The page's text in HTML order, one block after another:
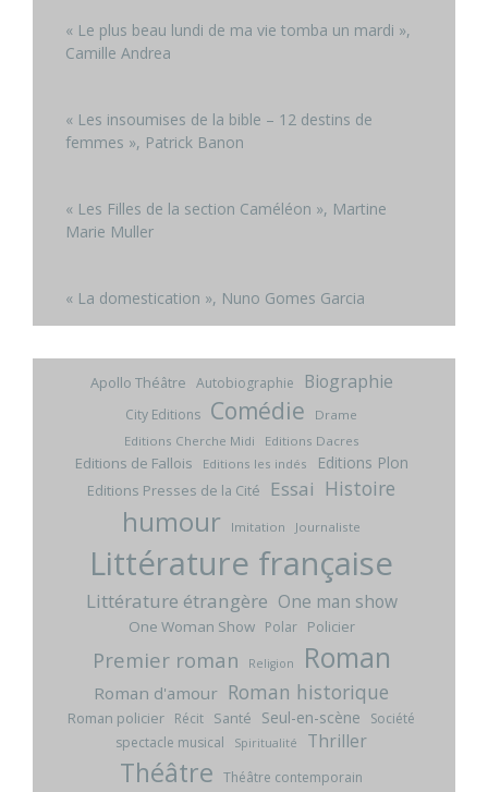
« Le plus beau lundi de ma vie tomba un mardi »,
Camille Andrea
« Les insoumises de la bible – 12 destins de
femmes », Patrick Banon
« Les Filles de la section Caméléon », Martine
Marie Muller
« La domestication », Nuno Gomes Garcia
Apollo Théâtre Autobiographie Biographie
City Editions Comédie
Drame
Editions Cherche Midi
Editions Dacres
Editions de Fallois Editions les indés Editions Plon
Editions Presses de la Cité Essai Histoire
humour Imitation Journaliste
Littérature française
Littérature étrangère One man show
One Woman Show Polar Policier
Premier roman Religion Roman
Roman d'amour Roman historique
Roman policier Récit Santé Seul-en-scène
Société
spectacle musical
Spiritualité Thriller
Théâtre Théâtre contemporain